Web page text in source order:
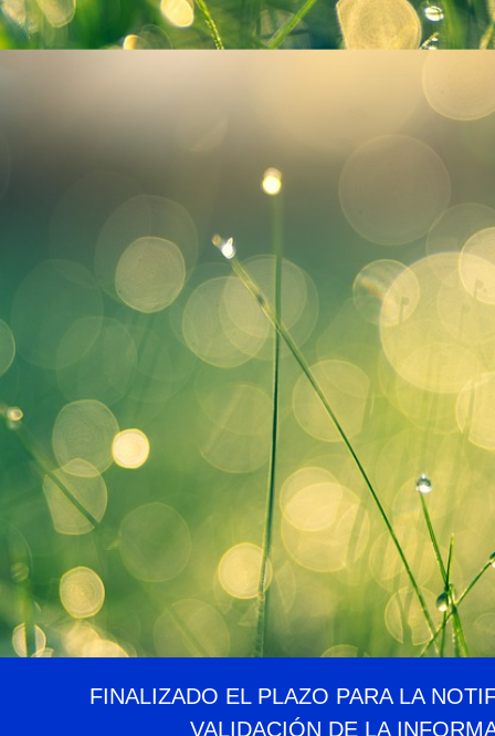
FINALIZADO EL PLAZO PARA LA
VALIDACIÓN DE LA